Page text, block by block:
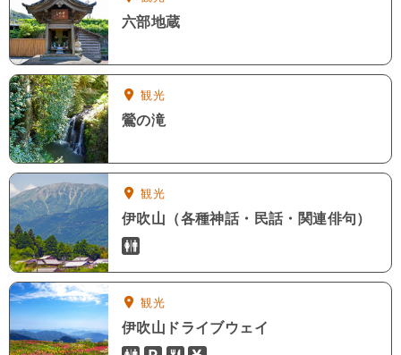
六部地蔵
観光
鶯の滝
観光
伊吹山（各種神話・民話・関連俳句）
観光
伊吹山ドライブウェイ